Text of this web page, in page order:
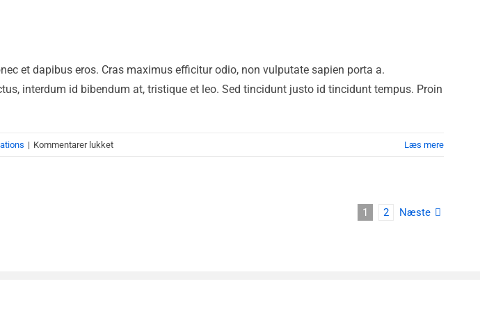
et dapibus eros. Cras maximus efficitur odio, non vulputate sapien porta a.
interdum id bibendum at, tristique et leo. Sed tincidunt justo id tincidunt tempus. Proin
| Kommentarer lukkettil
Læs mere
1 2 Næste